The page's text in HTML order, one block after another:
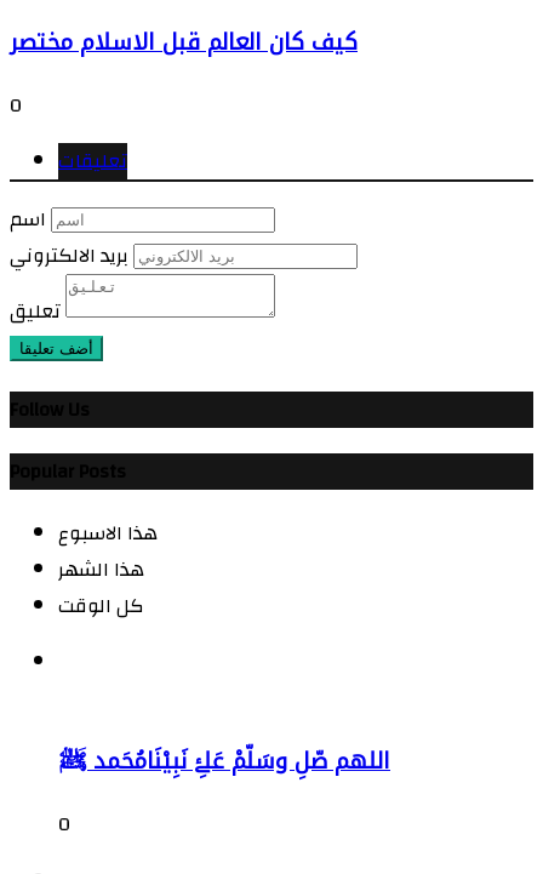
كيف كان العالم قبل الاسلام مختصر
0
تعليقات
اسم
بريد الالكتروني
تعليق
أضف تعليقا
هذا الاسبوع
هذا الشهر
كل الوقت
اللهم صّلِ وسَلّمْ عَلۓِ نَبِيْنَامُحَمد ﷺ
0